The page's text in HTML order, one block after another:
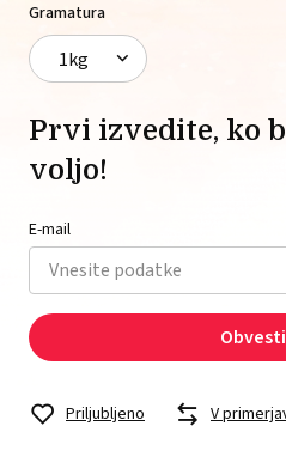
Gramatura
1kg
Prvi izvedite, ko
voljo!
E-mail
Priljubljeno V